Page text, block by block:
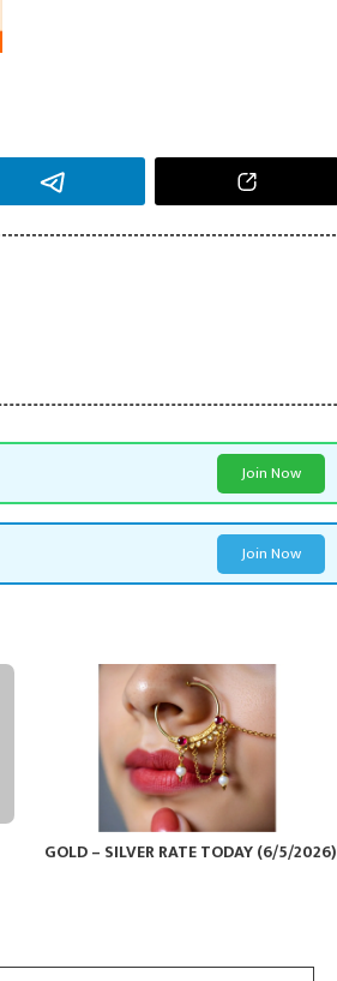
Join Now
Join Now
GOLD – SILVER RATE TODAY (6/5/2026)